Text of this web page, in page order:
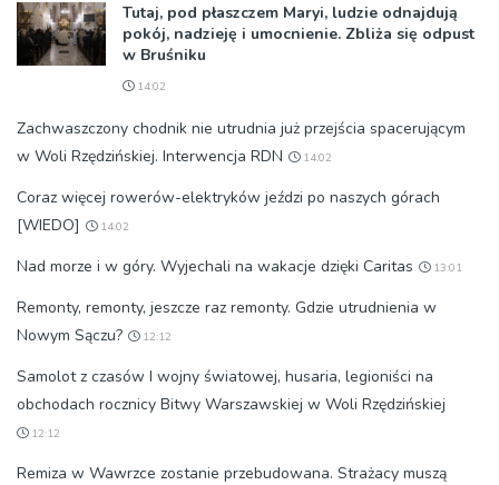
Tutaj, pod płaszczem Maryi, ludzie odnajdują
pokój, nadzieję i umocnienie. Zbliża się odpust
w Bruśniku
14:02
Zachwaszczony chodnik nie utrudnia już przejścia spacerującym
w Woli Rzędzińskiej. Interwencja RDN
14:02
Coraz więcej rowerów-elektryków jeździ po naszych górach
[WIEDO]
14:02
Nad morze i w góry. Wyjechali na wakacje dzięki Caritas 13:01
Remonty, remonty, jeszcze raz remonty. Gdzie utrudnienia w
Nowym Sączu?
12:12
Samolot z czasów I wojny światowej, husaria, legioniści na
obchodach rocznicy Bitwy Warszawskiej w Woli Rzędzińskiej
12:12
Remiza w Wawrzce zostanie przebudowana. Strażacy muszą